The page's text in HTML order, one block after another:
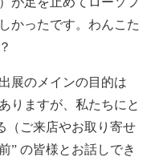
かったです。わんこた
展のメインの目的は
りますが、私たちにと
（ご来店やお取り寄せ
” の皆様とお話しでき